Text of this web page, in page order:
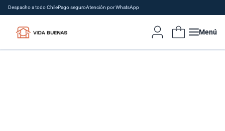
Despacho a todo ChilePago seguroAtención por WhatsApp
Menú